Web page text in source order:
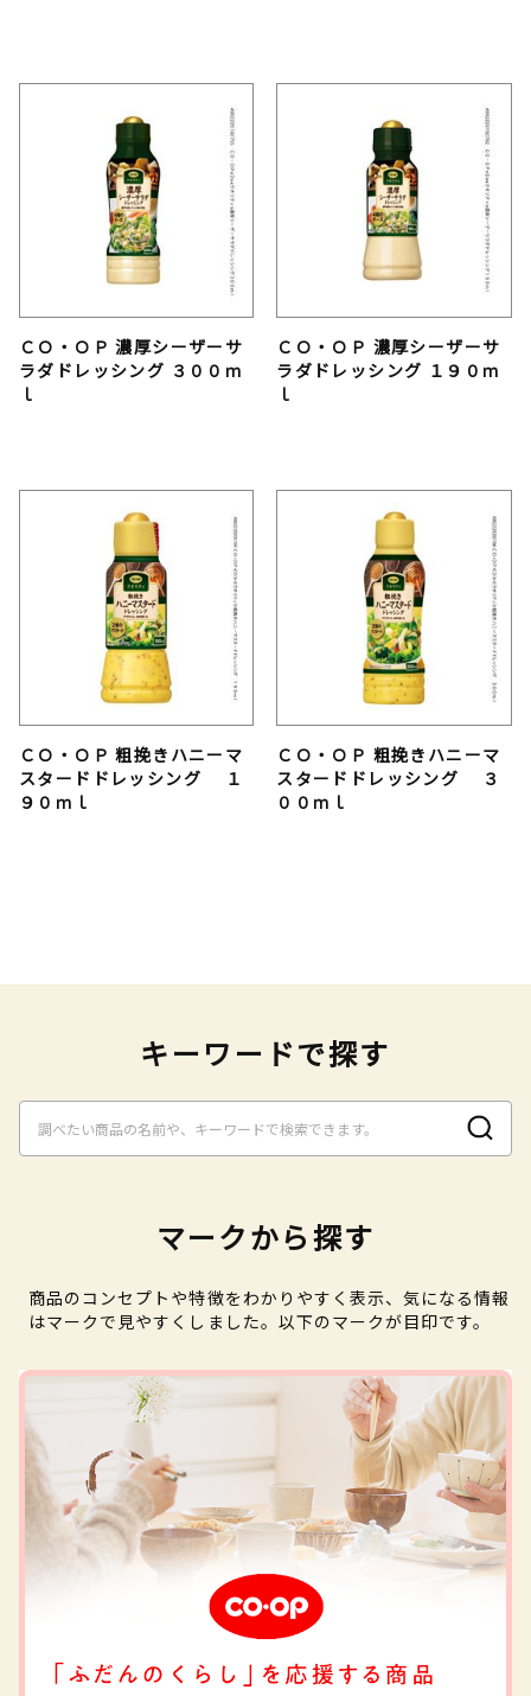
ＣＯ・ＯＰ 濃厚シーザーサ
ラダドレッシング ３００ｍ
ｌ
ＣＯ・ＯＰ 濃厚シーザーサ
ラダドレッシング １９０ｍ
ｌ
ＣＯ・ＯＰ 粗挽きハニーマ
スタードドレッシング １
９０ｍｌ
ＣＯ・ＯＰ 粗挽きハニーマ
スタードドレッシング ３
００ｍｌ
キーワードで探す
マークから探す
商品のコンセプトや特徴をわかりやすく表示、気になる情報
はマークで見やすくしました。以下のマークが目印です。